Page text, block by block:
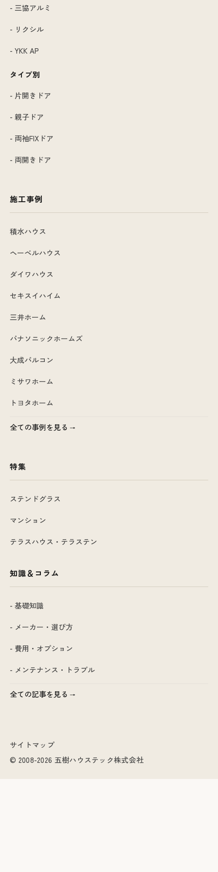
- 三協アルミ
- リクシル
- YKK AP
タイプ別
- 片開きドア
- 親子ドア
- 両袖FIXドア
- 両開きドア
施工事例
積水ハウス
ヘーベルハウス
ダイワハウス
セキスイハイム
三井ホーム
パナソニックホームズ
大成パルコン
ミサワホーム
トヨタホーム
全ての事例を見る
特集
ステンドグラス
マンション
テラスハウス・テラステン
知識＆コラム
- 基礎知識
- メーカー・選び方
- 費用・オプション
- メンテナンス・トラブル
全ての記事を見る
© 2008-2026 五樹ハウステック株式会社
サイトマップ